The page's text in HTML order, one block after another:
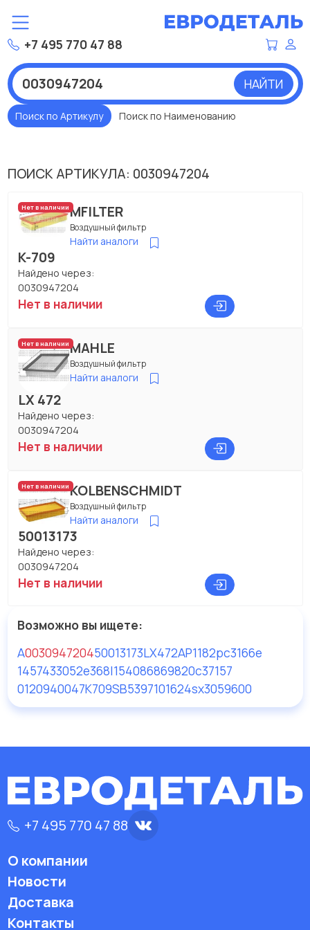
+7 495 770 47 88
НАЙТИ
Поиск по Артикулу Поиск по Наименованию
ПОИСК АРТИКУЛА: 0030947204
Нет в наличииMFILTER
Воздушный фильтр
Найти аналоги
K-709
Найдено через:
0030947204
Нет в наличии
Нет в наличииMAHLE
Воздушный фильтр
Найти аналоги
LX 472
Найдено через:
0030947204
Нет в наличии
Нет в наличииKOLBENSCHMIDT
Воздушный фильтр
Найти аналоги
50013173
Найдено через:
0030947204
Нет в наличии
Возможно вы ищете:
A003094720450013173LX472AP1182pc3166e
1457433052e368l154086869820c37157
0120940047K709SB5397101624sx3059600
+7 495 770 47 88
О компании
Новости
Доставка
Контакты